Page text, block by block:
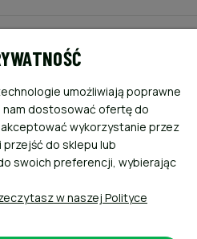
umożliwiają poprawne
nam dostosować ofertę do
wykorzystanie przez
do sklepu lub
swoich preferencji, wybierając
w naszej Polityce